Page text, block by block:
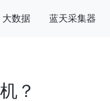
大数据 蓝天采集器
？